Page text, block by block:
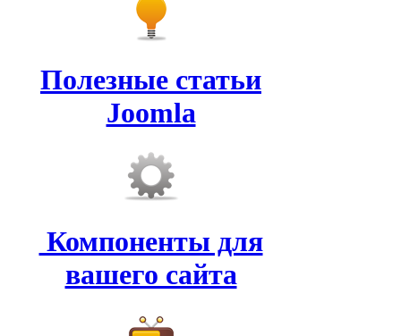
Полезные статьи
Joomla
Компоненты для
вашего сайта